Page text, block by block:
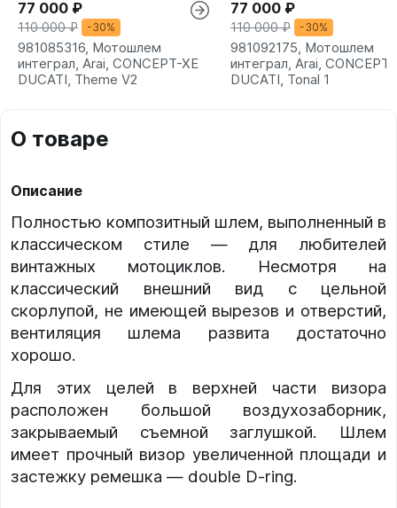
77 000 ₽
110 000 ₽ -30%
981085316, Мотошлем
интеграл, Arai, CONCEPT-XE
DUCATI, Theme V2
77 000 ₽
110 000 ₽ -30%
981092175, Мотошлем
интеграл, Arai, CONCEPT-
DUCATI, Tonal 1
О товаре
Описание
Полностью композитный шлем, выполненный в
классическом стиле — для любителей
винтажных мотоциклов. Несмотря на
классический внешний вид с цельной
скорлупой, не имеющей вырезов и отверстий,
вентиляция шлема развита достаточно
хорошо.
Для этих целей в верхней части визора
расположен большой воздухозаборник,
закрываемый съемной заглушкой. Шлем
имеет прочный визор увеличенной площади и
застежку ремешка — double D-ring.